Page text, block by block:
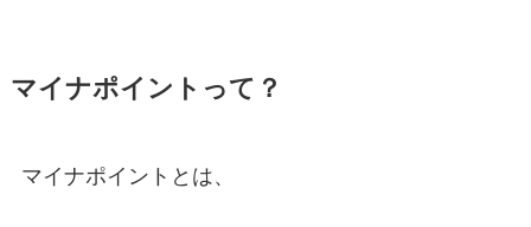
マイナポイントって？
マイナポイントとは、